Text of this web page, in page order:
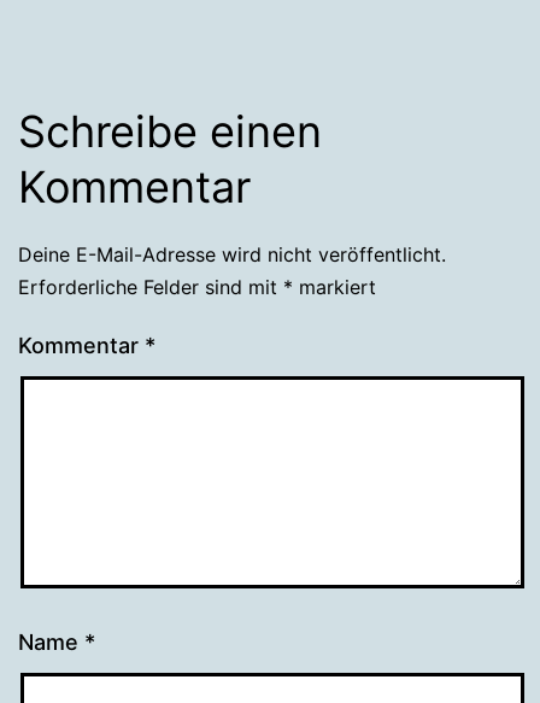
Schreibe einen
Kommentar
Deine E-Mail-Adresse wird nicht veröffentlicht.
Erforderliche Felder sind mit * markiert
Kommentar *
Name *